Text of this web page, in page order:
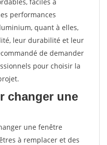
performances
quant à elles,
leur durabilité et leur
de demander
pour choisir la
changer une
une fenêtre
à remplacer et des